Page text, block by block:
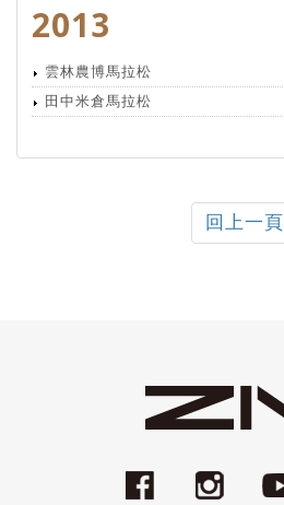
2013
雲林農博馬拉松
田中米倉馬拉松
回上一頁